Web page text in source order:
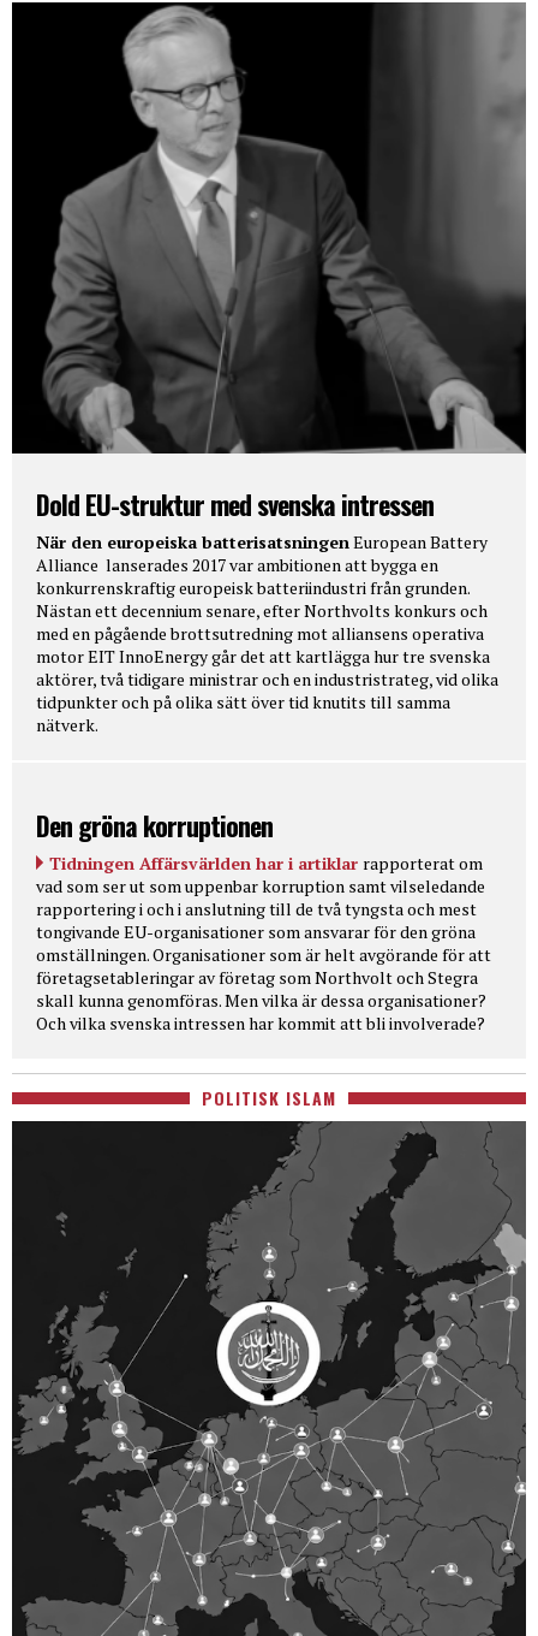
Dold EU-struktur med svenska intressen
När den europeiska batterisatsningenEuropean Battery
Alliance lanserades 2017 var ambitionen att bygga en
konkurrenskraftig europeisk batteriindustri från grunden.
Nästan ett decennium senare, efter Northvolts konkurs och
med en pågående brottsutredning mot alliansens operativa
motor EIT InnoEnergy går det att kartlägga hur tre svenska
aktörer, två tidigare ministrar och en industristrateg, vid olika
tidpunkter och på olika sätt över tid knutits till samma
nätverk.
Den gröna korruptionen
Tidningen Affärsvärlden har i artiklar rapporterat om
vad som ser ut som uppenbar korruption samt vilseledande
rapportering i och i anslutning till de två tyngsta och mest
tongivande EU-organisationer som ansvarar för den gröna
omställningen. Organisationer som är helt avgörande för att
företagsetableringar av företag som Northvolt och Stegra
skall kunna genomföras. Men vilka är dessa organisationer?
Och vilka svenska intressen har kommit att bli involverade?
POLITISK ISLAM